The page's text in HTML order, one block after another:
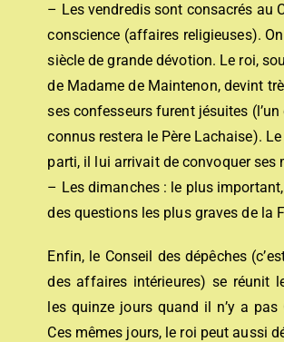
– Les vendredis sont consacrés au
conscience (affaires religieuses).
siècle de grande dévotion. Le roi,
de Madame de Maintenon, devint
ses confesseurs furent jésuites
connus restera le Père Lachaise).
parti, il lui arrivait de convoquer ses
– Les dimanches : le plus
des questions les plus graves de la
Enfin, le Conseil des dépêches
des affaires intérieures) se réunit
les quinze jours quand il n’y a pas
Ces mêmes jours, le roi peut aussi